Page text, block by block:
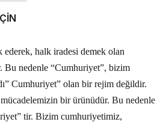
ederek, halk iradesi demek olan
Bu nedenle “Cumhuriyet”, bizim
Cumhuriyet” olan bir rejim değildir.
mücadelemizin bir ürünüdür. Bu nedenle
tir. Bizim cumhuriyetimiz,